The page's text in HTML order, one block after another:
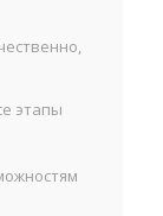
этапы